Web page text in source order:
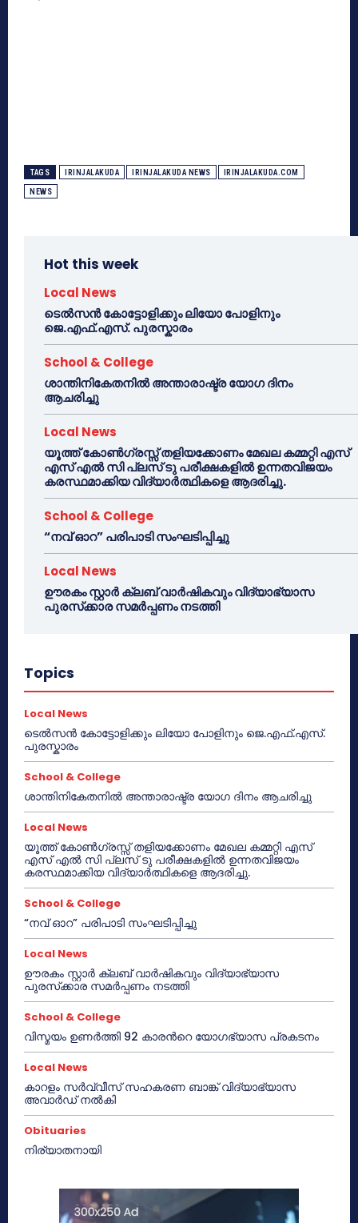
TAGS IRINJALAKUDA IRINJALAKUDA NEWS IRINJALAKUDA.COM
NEWS
Hot this week
Local News
ടെൽസൻ കോട്ടോളിക്കും ലിയോ പോളിനും
ജെ.എഫ്.എസ്. പുരസ്കാരം
School & College
ശാന്തിനികേതനിൽ അന്താരാഷ്ട്ര യോഗ ദിനം
ആചരിച്ചു
Local News
യൂത്ത് കോൺഗ്രസ്സ് തളിയക്കോണം മേഖല കമ്മറ്റി എസ്
എസ് എൽ സി പ്ലസ് ടു പരീക്ഷകളിൽ ഉന്നതവിജയം
കരസ്ഥമാക്കിയ വിദ്യാർത്ഥികളെ ആദരിച്ചു.
School & College
“നവ് ഓറ” പരിപാടി സംഘടിപ്പിച്ചു
Local News
ഊരകം സ്റ്റാർ ക്ലബ് വാർഷികവും വിദ്യാഭ്യാസ
പുരസ്‌ക്കാര സമർപ്പണം നടത്തി
Topics
Local News
ടെൽസൻ കോട്ടോളിക്കും ലിയോ പോളിനും ജെ.എഫ്.എസ്.
പുരസ്കാരം
School & College
ശാന്തിനികേതനിൽ അന്താരാഷ്ട്ര യോഗ ദിനം ആചരിച്ചു
Local News
യൂത്ത് കോൺഗ്രസ്സ് തളിയക്കോണം മേഖല കമ്മറ്റി എസ്
എസ് എൽ സി പ്ലസ് ടു പരീക്ഷകളിൽ ഉന്നതവിജയം
കരസ്ഥമാക്കിയ വിദ്യാർത്ഥികളെ ആദരിച്ചു.
School & College
“നവ് ഓറ” പരിപാടി സംഘടിപ്പിച്ചു
Local News
ഊരകം സ്റ്റാർ ക്ലബ് വാർഷികവും വിദ്യാഭ്യാസ
പുരസ്‌ക്കാര സമർപ്പണം നടത്തി
School & College
വിസ്മയം ഉണർത്തി 92 കാരൻറെ യോഗഭ്യാസ പ്രകടനം
Local News
കാറളം സർവ്വീസ് സഹകരണ ബാങ്ക് വിദ്യാഭ്യാസ
അവാർഡ് നൽകി
Obituaries
നിര്യാതനായി